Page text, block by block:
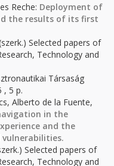
Reche: Deployment of
the results of its first
Selected papers of
Technology and
Társaság
, 5 p.
Alberto de la Fuente,
in the
and the
vulnerabilities.
Selected papers of
Technology and